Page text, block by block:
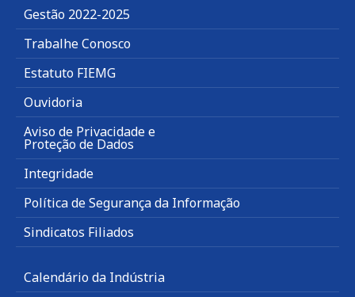
Gestão 2022-2025
Trabalhe Conosco
Estatuto FIEMG
Ouvidoria
Aviso de Privacidade e
Proteção de Dados
Integridade
Política de Segurança da Informação
Sindicatos Filiados
Calendário da Indústria